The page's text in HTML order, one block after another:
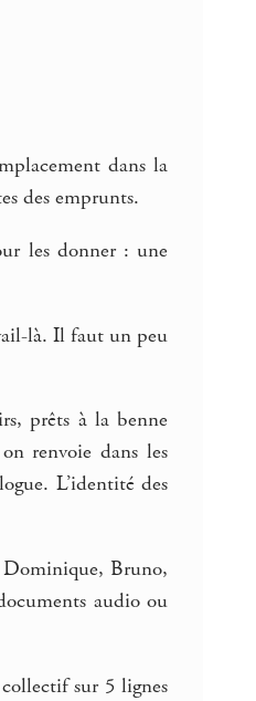
dans la
des emprunts.
les donner : une
là. Il faut un peu
prêts à la benne
renvoie dans les
L’identité des
Bruno,
audio ou
sur 5 lignes